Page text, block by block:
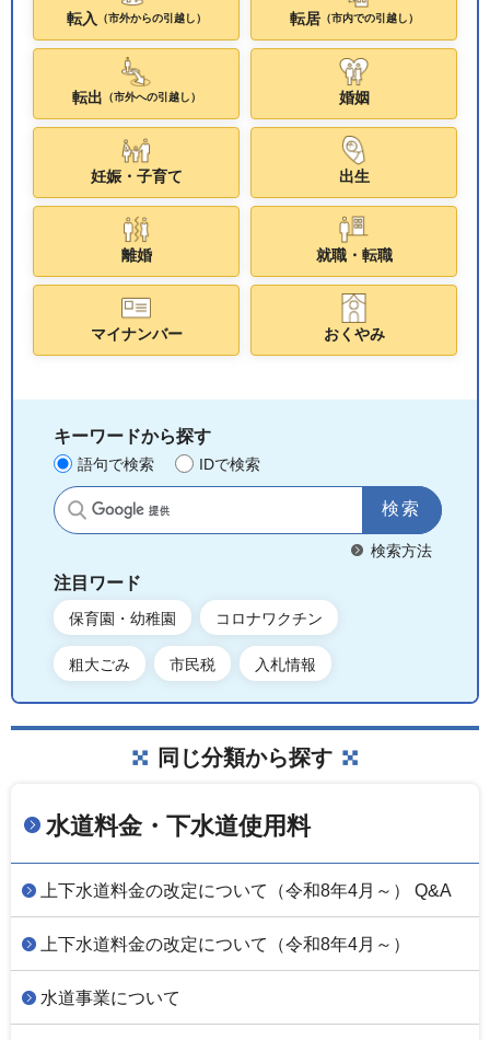
転入 （市外からの引越し） 転居（市内での引越し）
転出 （市外への引越し） 婚姻
妊娠・子育て 出生
離婚 就職・転職
マイナンバー おくやみ
キーワードから探す
語句で検索 IDで検索
サイト内検索
検索方法
注目ワード
保育園・幼稚園 コロナワクチン
粗大ごみ 市民税 入札情報
同じ分類から探す
水道料金・下水道使用料
上下水道料金の改定について（令和8年4月～） Q&A
上下水道料金の改定について（令和8年4月～）
水道事業について